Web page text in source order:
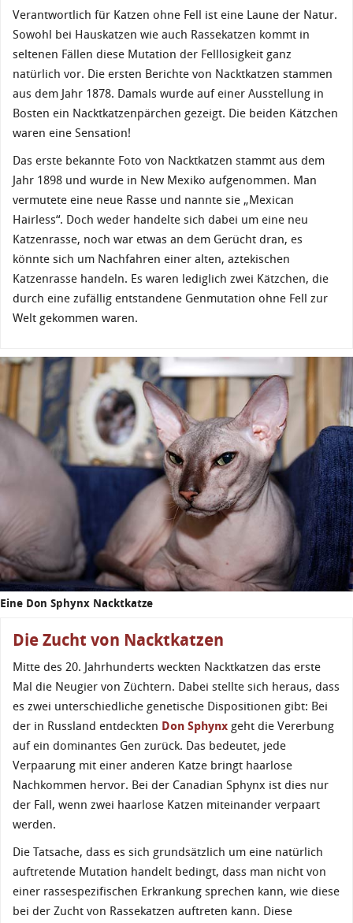
Verantwortlich für Katzen ohne Fell ist eine Laune der Natur.
Sowohl bei Hauskatzen wie auch Rassekatzen kommt in
seltenen Fällen diese Mutation der Felllosigkeit ganz
natürlich vor. Die ersten Berichte von Nacktkatzen stammen
aus dem Jahr 1878. Damals wurde auf einer Ausstellung in
Bosten ein Nacktkatzenpärchen gezeigt. Die beiden Kätzchen
waren eine Sensation!
Das erste bekannte Foto von Nacktkatzen stammt aus dem
Jahr 1898 und wurde in New Mexiko aufgenommen. Man
vermutete eine neue Rasse und nannte sie „Mexican
Hairless“. Doch weder handelte sich dabei um eine neu
Katzenrasse, noch war etwas an dem Gerücht dran, es
könnte sich um Nachfahren einer alten, aztekischen
Katzenrasse handeln. Es waren lediglich zwei Kätzchen, die
durch eine zufällig entstandene Genmutation ohne Fell zur
Welt gekommen waren.
Eine Don Sphynx Nacktkatze
Die Zucht von Nacktkatzen
Mitte des 20. Jahrhunderts weckten Nacktkatzen das erste
Mal die Neugier von Züchtern. Dabei stellte sich heraus, dass
es zwei unterschiedliche genetische Dispositionen gibt: Bei
der in Russland entdeckten Don Sphynx geht die Vererbung
auf ein dominantes Gen zurück. Das bedeutet, jede
Verpaarung mit einer anderen Katze bringt haarlose
Nachkommen hervor. Bei der Canadian Sphynx ist dies nur
der Fall, wenn zwei haarlose Katzen miteinander verpaart
werden.
Die Tatsache, dass es sich grundsätzlich um eine natürlich
auftretende Mutation handelt bedingt, dass man nicht von
einer rassespezifischen Erkrankung sprechen kann, wie diese
bei der Zucht von Rassekatzen auftreten kann. Diese